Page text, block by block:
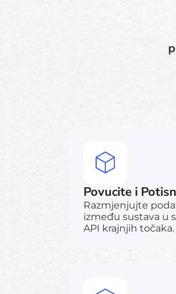
Povucite i
Razmjenjujte
između sustava u
API krajnjih točaka.